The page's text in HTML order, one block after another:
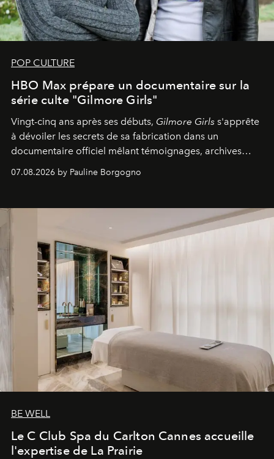
POP CULTURE
HBO Max prépare un documentaire sur la
série culte "Gilmore Girls"
Vingt-cinq ans après ses débuts, Gilmore Girls s'apprête
à dévoiler les secrets de sa fabrication dans un
documentaire officiel mêlant témoignages, archives
inédites et plongée dans les coulisses d'un phénomène
générationnel.
07.08.2026 by Pauline Borgogno
BE WELL
Le C Club Spa du Carlton Cannes accueille
l'expertise de La Prairie